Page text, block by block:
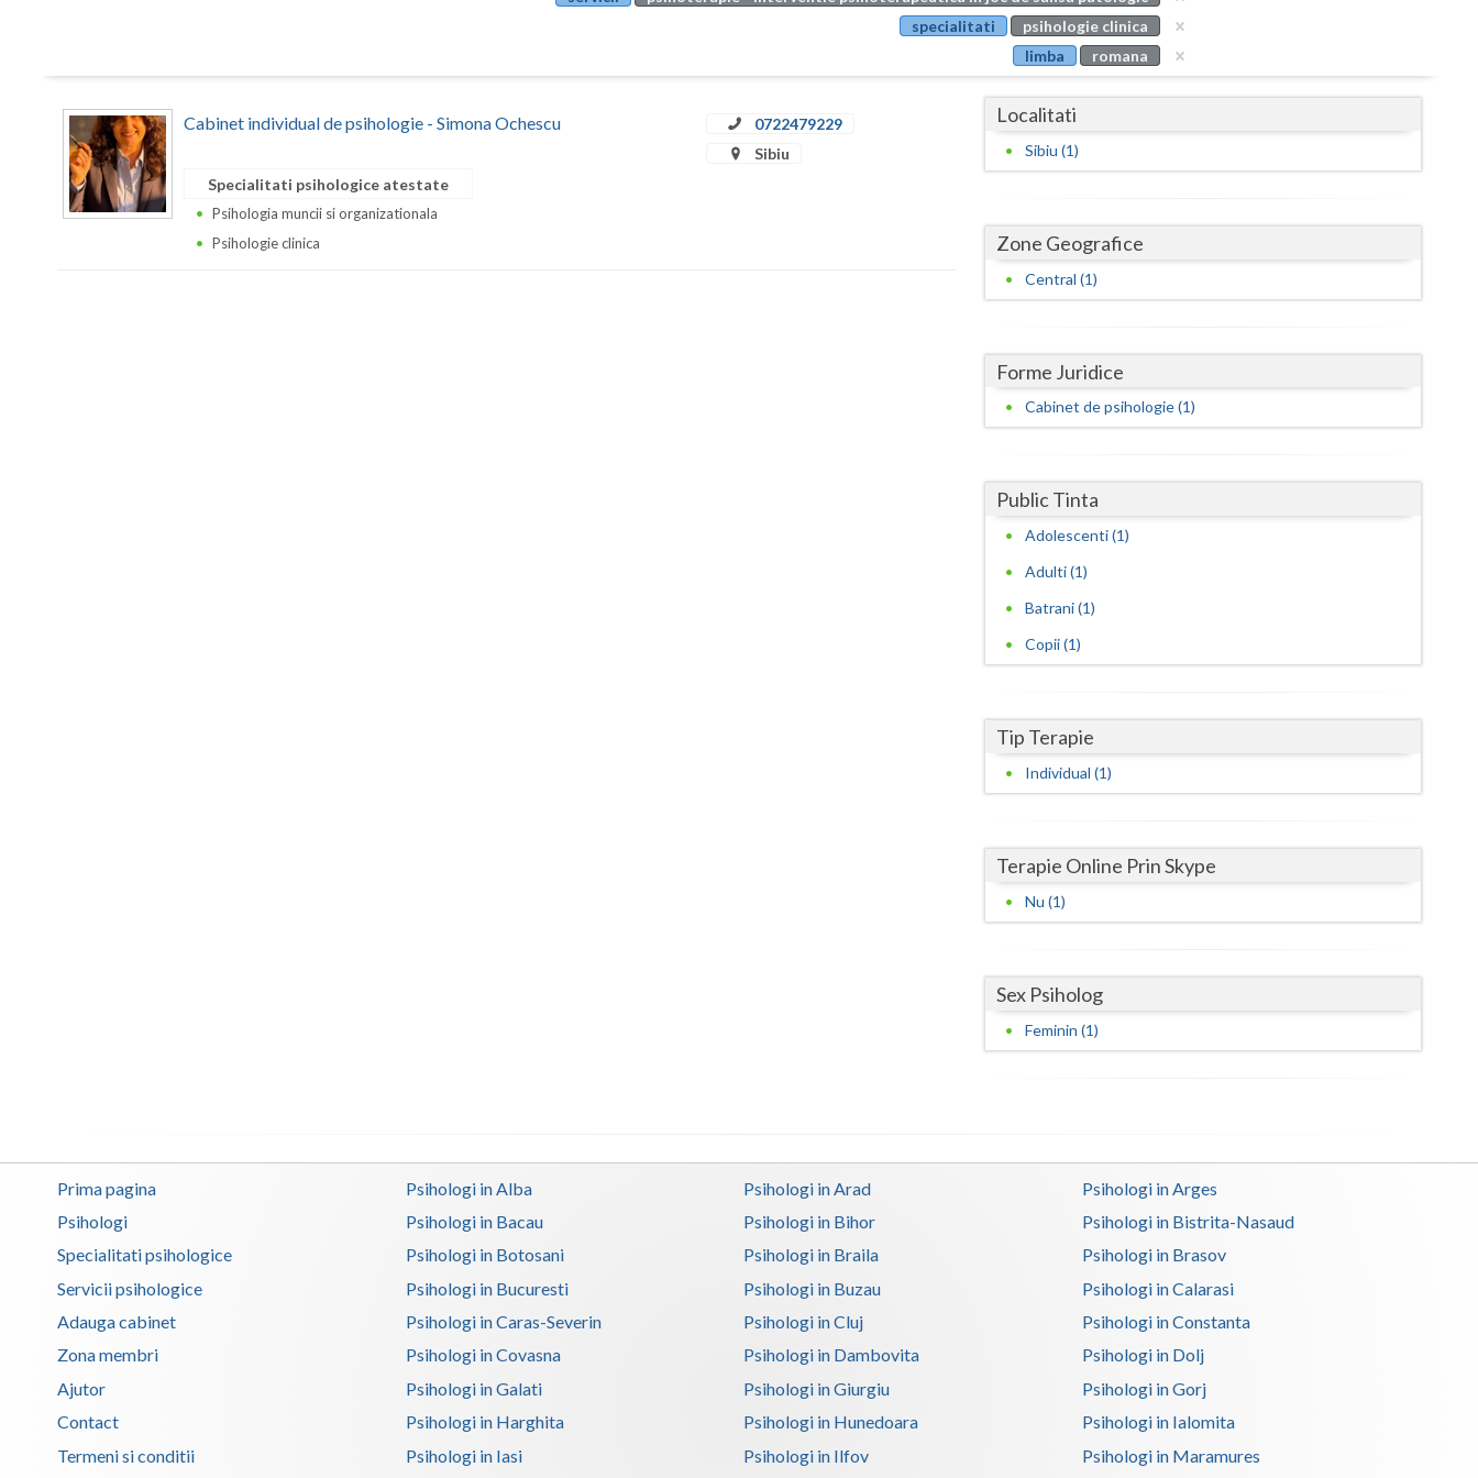
Buzau
Calarasi
Caras-Severin
Giurgiu
Maramures
Mehedinti
Neamt
Salaj
Timis
Tulcea
Valcea
Vaslui
specialitati
psihologie clinica
limba
romana
Cabinet individual de psihologie - Simona Ochescu
0722479229
Sibiu
Specialitati psihologice atestate
Psihologia muncii si organizationala
Psihologie clinica
Localitati
Sibiu (1)
Zone Geografice
Central (1)
Forme Juridice
Cabinet de psihologie (1)
Public Tinta
Adolescenti (1)
Adulti (1)
Batrani (1)
Copii (1)
Tip Terapie
Individual (1)
Terapie Online Prin Skype
Nu (1)
Sex Psiholog
Feminin (1)
Prima pagina
Psihologi
Specialitati psihologice
Servicii psihologice
Adauga cabinet
Zona membri
Ajutor
Contact
Termeni si conditii
Psihologi in Alba Psihologi in Arad
Psihologi in Arges
Psihologi in Bacau
Psihologi in Bihor
Psihologi in Bistrita-Nasaud
Psihologi in Botosani
Psihologi in Braila
Psihologi in Brasov
Psihologi in Bucuresti
Psihologi in Buzau
Psihologi in Calarasi
Psihologi in Caras-Severin
Psihologi in Cluj
Psihologi in Constanta
Psihologi in Covasna
Psihologi in Dambovita
Psihologi in Dolj
Psihologi in Galati
Psihologi in Giurgiu
Psihologi in Gorj
Psihologi in Harghita
Psihologi in Hunedoara
Psihologi in Ialomita
Psihologi in Iasi
Psihologi in Ilfov
Psihologi in Maramures